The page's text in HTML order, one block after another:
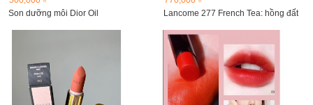
Son dưỡng môi Dior Oil
Lancome 277 French Tea: hồng đất